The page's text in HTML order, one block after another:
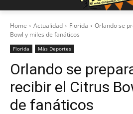
Home Actualidad Florida
Orlando se
Bowl y miles de fanáticos
Florida Más Deportes
Orlando se
recibir el Citrus
de fanáticos